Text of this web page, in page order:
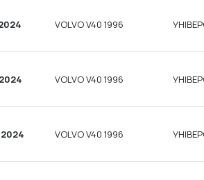
VOLVO V40 1996
VOLVO V40 1996
VOLVO V40 1996